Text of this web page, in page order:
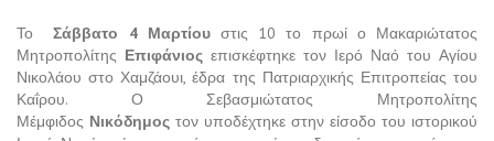
ΤοΣάββατο 4 Μαρτίουστις 10 το πρωί ο Μακαριώτατος
Μητροπολίτης Επιφάνιος επισκέφτηκε τον Ιερό Ναό του Αγίου
Νικολάου στο Χαμζάουι, έδρα της Πατριαρχικής Επιτροπείας του
Καΐρου. Ο Σεβασμιώτατος Μητροπολίτης
Μέμφιδος Νικόδημος τον υποδέχτηκε στην είσοδο του ιστορικού